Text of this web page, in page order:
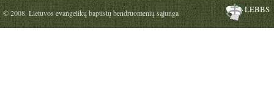
© 2008. Lietuvos evangelikų baptistų bendruomenių sąjunga LEBBS